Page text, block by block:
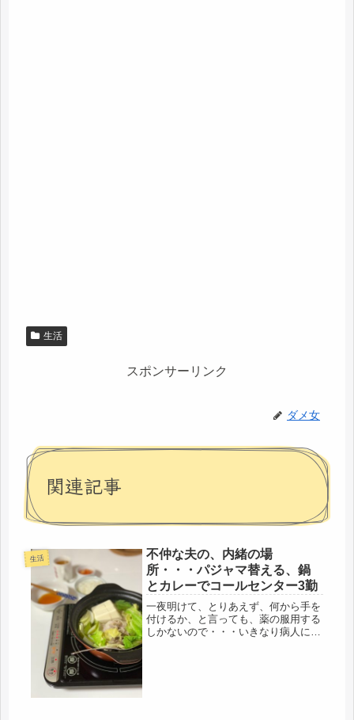
生活
スポンサーリンク
ダメ女
関連記事
生活
不仲な夫の、内緒の場
所・・・パジャマ替える、鍋
とカレーでコールセンター3勤
一夜明けて、とりあえず、何から手を
付けるか、と言っても、薬の服用する
しかないので・・・いきなり病人にな